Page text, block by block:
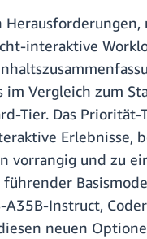
interaktive
Vergleich zum
Tier. Das
Erlebnisse,
und zu
A35B-Instruct,
neuen